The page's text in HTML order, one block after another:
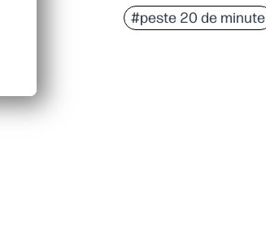
#peste 20 de minute